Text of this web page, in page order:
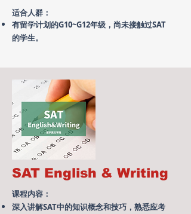
适合人群：
有留学计划的G10~G12年级，尚未接触过SAT
的学生。
SAT English & Writing
课程内容：​
​深入讲解SAT中的知识概念和技巧，熟悉应考